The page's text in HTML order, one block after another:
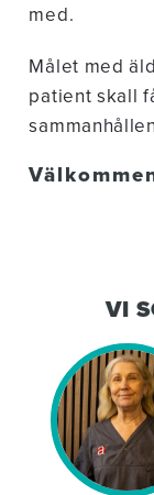
med.
Målet med
patient skall
VI